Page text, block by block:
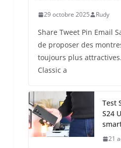
29 octobre 2025 Rudy
Share Tweet Pin Email
de proposer des
toujours plus
Classic a
Test
S24
21